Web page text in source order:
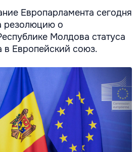
Европарламента сегодня
резолюцию о
Молдова статуса
в Европейский союз.